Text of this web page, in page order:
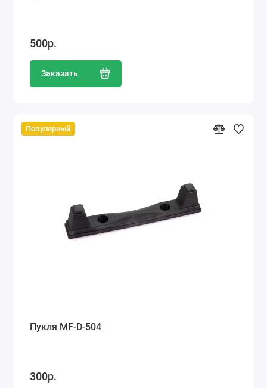
500р.
Заказать
Популярный
Пукля MF-D-504
300р.